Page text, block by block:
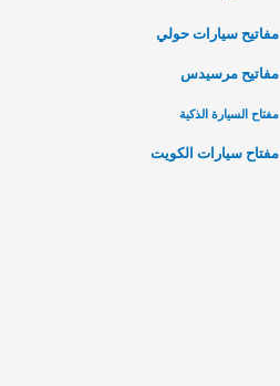
مفاتيح سيارات حولي
مفاتيح مرسيدس
مفتاح السيارة الذكية
مفتاح سيارات الكويت